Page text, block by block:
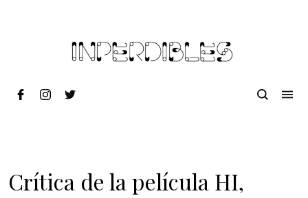
Crítica de la película HI,